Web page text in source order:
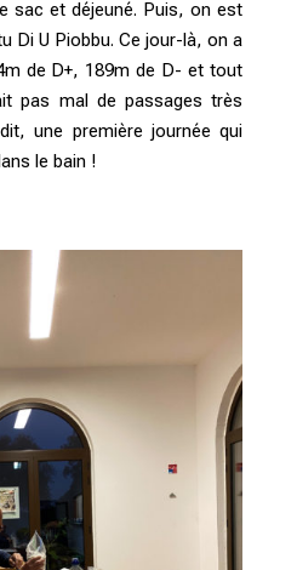
sac et déjeuné. Puis, on est
Di U Piobbu. Ce jour-là, on a
de D+, 189m de D- et tout
pas mal de passages très
une première journée qui
le bain !